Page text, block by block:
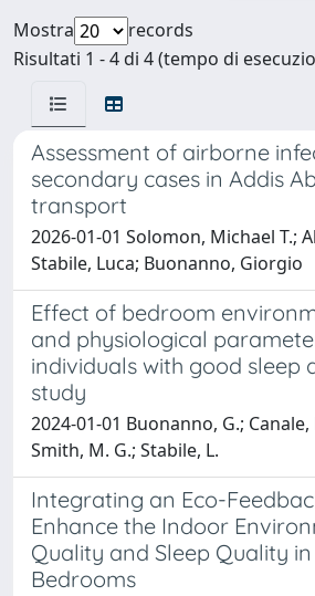
Mostra
records
Risultati 1 - 4 di 4 (tempo di
Assessment of airborne
secondary cases in Addis
transport
2026-01-01 Solomon, Michael T.;
Stabile, Luca; Buonanno, Giorgio
Effect of bedroom
and physiological
individuals with good sleep
study
2024-01-01 Buonanno, G.; Canale,
Smith, M. G.; Stabile, L.
Integrating an Eco-
Enhance the Indoor
Quality and Sleep Quality
Bedrooms